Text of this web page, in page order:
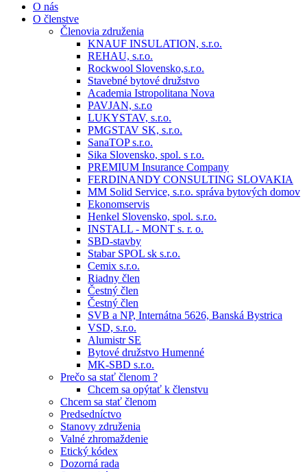
O nás
O členstve
Členovia združenia
KNAUF INSULATION, s.r.o.
REHAU, s.r.o.
Rockwool Slovensko,s.r.o.
Stavebné bytové družstvo
Academia Istropolitana Nova
PAVJAN, s.r.o
LUKYSTAV, s.r.o.
PMGSTAV SK, s.r.o.
SanaTOP s.r.o.
Sika Slovensko, spol. s r.o.
PREMIUM Insurance Company
FERDINANDY CONSULTING SLOVAKIA
MM Solid Service, s.r.o. správa bytových domov
Ekonomservis
Henkel Slovensko, spol. s.r.o.
INSTALL - MONT s. r. o.
SBD-stavby
Stabar SPOL sk s.r.o.
Cemix s.r.o.
Riadny člen
Čestný člen
Čestný člen
SVB a NP, Internátna 5626, Banská Bystrica
VSD, s.r.o.
Alumistr SE
Bytové družstvo Humenné
MK-SBD s.r.o.
Prečo sa stať členom ?
Chcem sa opýtať k členstvu
Chcem sa stať členom
Predsedníctvo
Stanovy združenia
Valné zhromaždenie
Etický kódex
Dozorná rada